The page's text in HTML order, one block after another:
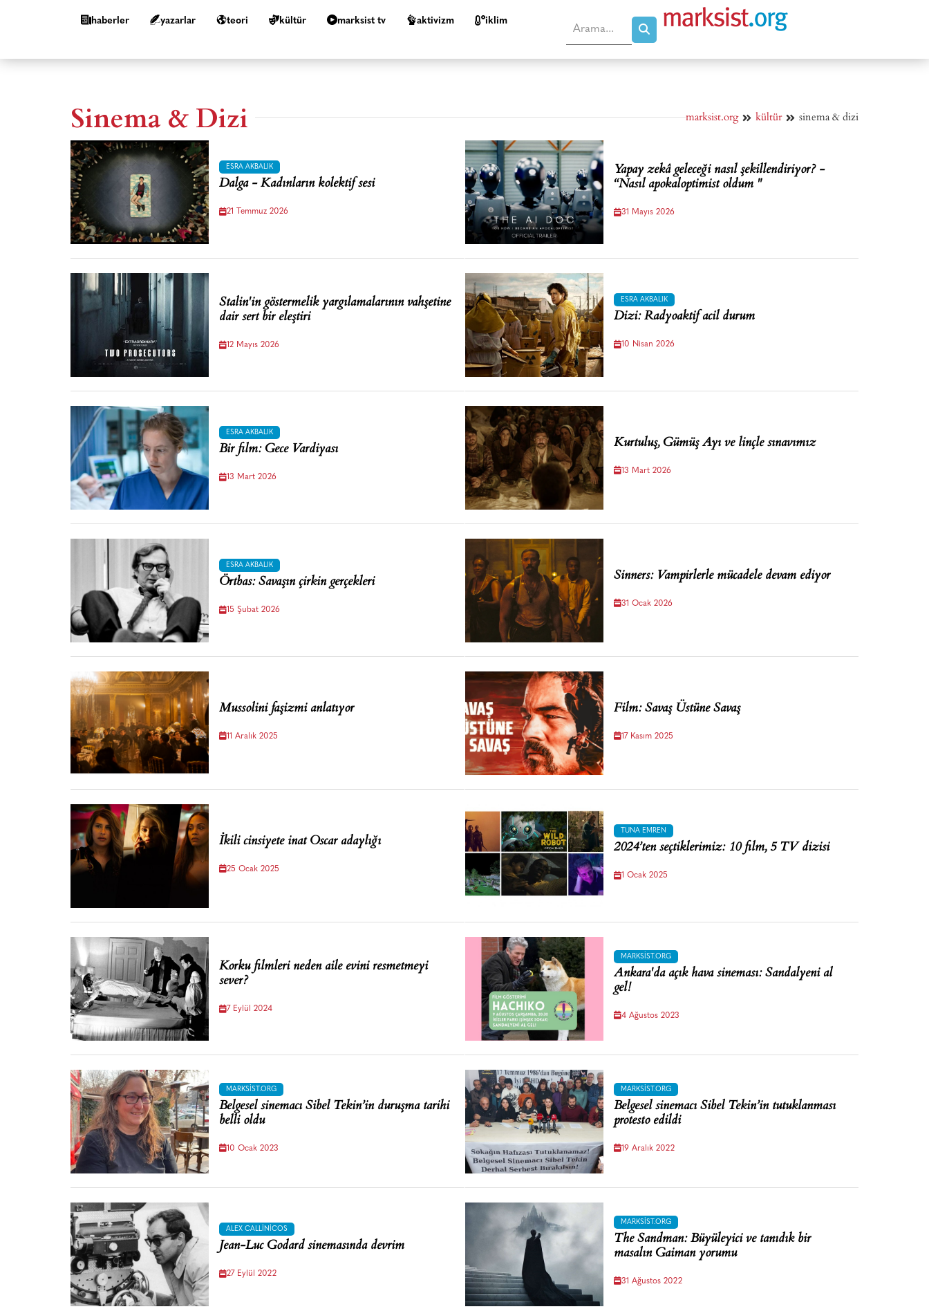
haberler yazarlar teori kültür marksist tv aktivizm i̇klim
Sinema & Dizi marksist.org kültür sinema & dizi
ESRA AKBALIK
Dalga - Kadınların kolektif sesi
21 Temmuz 2026
Yapay zekâ geleceği nasıl şekillendiriyor? -
“Nasıl apokaloptimist oldum "
31 Mayıs 2026
Stalin'in göstermelik yargılamalarının vahşetine
dair sert bir eleştiri
12 Mayıs 2026
ESRA AKBALIK
Dizi: Radyoaktif acil durum
10 Nisan 2026
ESRA AKBALIK
Bir film: Gece Vardiyası
13 Mart 2026
Kurtuluş, Gümüş Ayı ve linçle sınavımız
13 Mart 2026
ESRA AKBALIK
Örtbas: Savaşın çirkin gerçekleri
15 Şubat 2026
Sinners: Vampirlerle mücadele devam ediyor
31 Ocak 2026
Mussolini faşizmi anlatıyor
11 Aralık 2025
Film: Savaş Üstüne Savaş
17 Kasım 2025
İkili cinsiyete inat Oscar adaylığı
25 Ocak 2025
TUNA EMREN
2024’ten seçtiklerimiz: 10 film, 5 TV dizisi
1 Ocak 2025
Korku filmleri neden aile evini resmetmeyi
sever?
7 Eylül 2024
MARKSIST.ORG
Ankara'da açık hava sineması: Sandalyeni al
gel!
4 Ağustos 2023
MARKSIST.ORG
Belgesel sinemacı Sibel Tekin’in duruşma tarihi
belli oldu
10 Ocak 2023
MARKSIST.ORG
Belgesel sinemacı Sibel Tekin’in tutuklanması
protesto edildi
19 Aralık 2022
ALEX CALLINICOS
Jean-Luc Godard sinemasında devrim
27 Eylül 2022
MARKSIST.ORG
The Sandman: Büyüleyici ve tanıdık bir
masalın Gaiman yorumu
31 Ağustos 2022